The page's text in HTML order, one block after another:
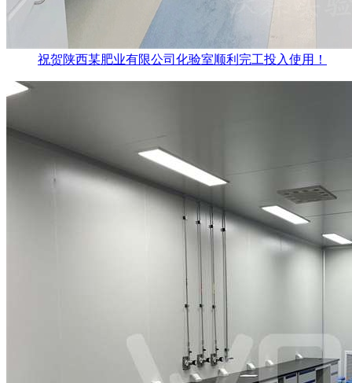
祝贺陕西某肥业有限公司化验室顺利完工投入使用！